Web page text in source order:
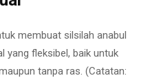
membuat silsilah anabul
yang fleksibel, baik untuk
tanpa ras. (Catatan: